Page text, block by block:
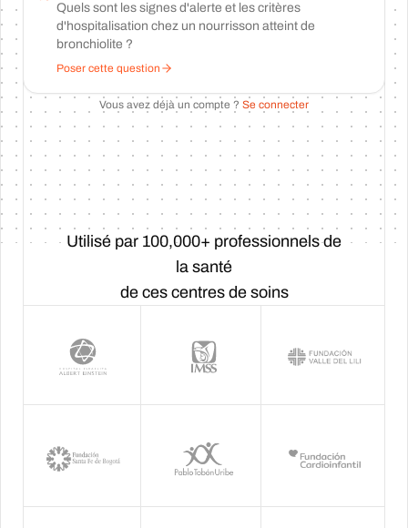
Quels sont les signes d'alerte et les critères
d'hospitalisation chez un nourrisson atteint de
bronchiolite ?
Poser cette question
Vous avez déjà un compte ? Se connecter
Utilisé par 100,000+ professionnels de
la santé
de ces centres de soins